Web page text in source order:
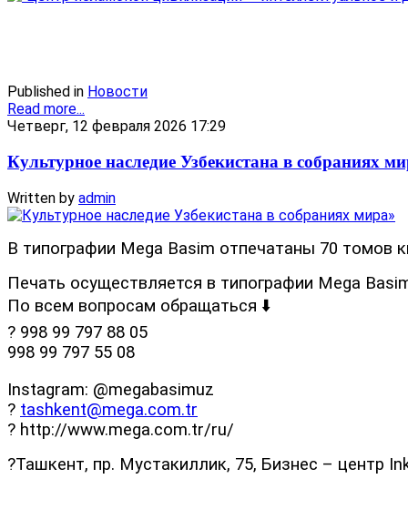
Published in Новости
Read more...
Четверг, 12 февраля 2026 17:29
Культурное наследие Узбекистана в собраниях
Written by admin
В типографии Mega Basim отпечатаны 70 томов
Печать осуществляется в типографии Mega
По всем вопросам обращаться ⬇️
? 998 99 797 88 05
998 99 797 55 08
Instagram: @megabasimuz
? tashkent@mega.com.tr
? http://www.mega.com.tr/ru/
?Ташкент, пр. Мустакиллик, 75, Бизнес – центр